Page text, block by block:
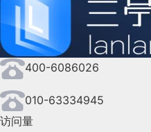
2024年9月(144)
2024年8月(164)
2024年7月(107)
2024年6月(63)
400-6086026
010-63334945
访问量